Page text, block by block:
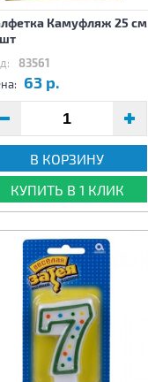
Камуфляж 25 см
83561
63 р.
В КОРЗИНУ
КУПИТЬ В 1 КЛИК